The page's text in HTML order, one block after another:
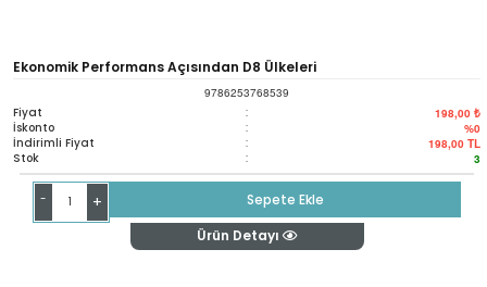
Ekonomik Performans Açısından D8 Ülkeleri
9786253768539
Fiyat : 198,00 ₺
İskonto : %0
İndirimli Fiyat : 198,00 TL
Stok : 3
- +
Sepete Ekle
Ürün Detayı